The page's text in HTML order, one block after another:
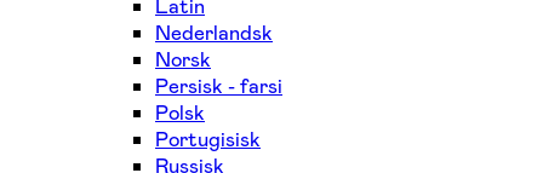
Latin
Nederlandsk
Norsk
Persisk - farsi
Polsk
Portugisisk
Russisk